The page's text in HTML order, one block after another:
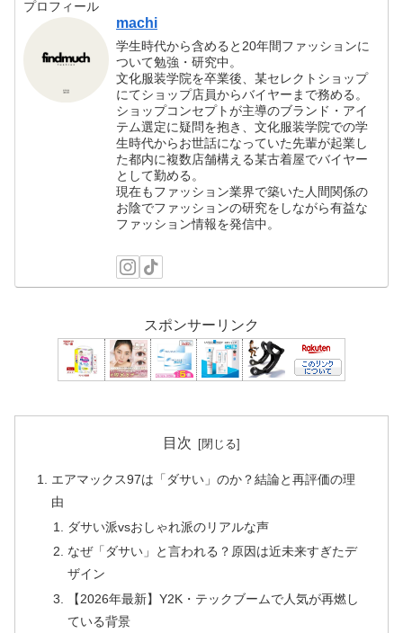
プロフィール
machi
学生時代から含めると20年間ファッションに
ついて勉強・研究中。
文化服装学院を卒業後、某セレクトショップ
にてショップ店員からバイヤーまで務める。
ショップコンセプトが主導のブランド・アイ
テム選定に疑問を抱き、文化服装学院での学
生時代からお世話になっていた先輩が起業し
た都内に複数店舗構える某古着屋でバイヤー
として勤める。
現在もファッション業界で築いた人間関係の
お陰でファッションの研究をしながら有益な
ファッション情報を発信中。
スポンサーリンク
目次
エアマックス97は「ダサい」のか？結論と再評価の理
由
ダサい派vsおしゃれ派のリアルな声
なぜ「ダサい」と言われる？原因は近未来すぎたデ
ザイン
【2026年最新】Y2K・テックブームで人気が再燃し
ている背景